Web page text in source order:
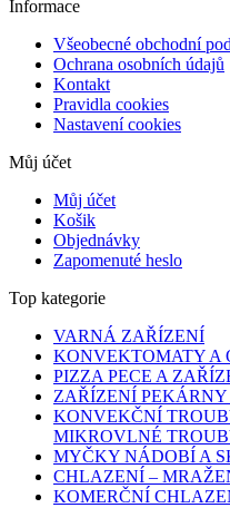
Informace
Všeobecné obchodní
Ochrana osobních údajů
Kontakt
Pravidla cookies
Nastavení cookies
Můj účet
Můj účet
Košik
Objednávky
Zapomenuté heslo
Top kategorie
VARNÁ ZAŘÍZENÍ
KONVEKTOMATY A
PIZZA PECE A
ZAŘÍZENÍ
KONVEKČNÍ
MIKROVLNÉ
MYČKY NÁDOBÍ A
CHLAZENÍ –
KOMERČNÍ